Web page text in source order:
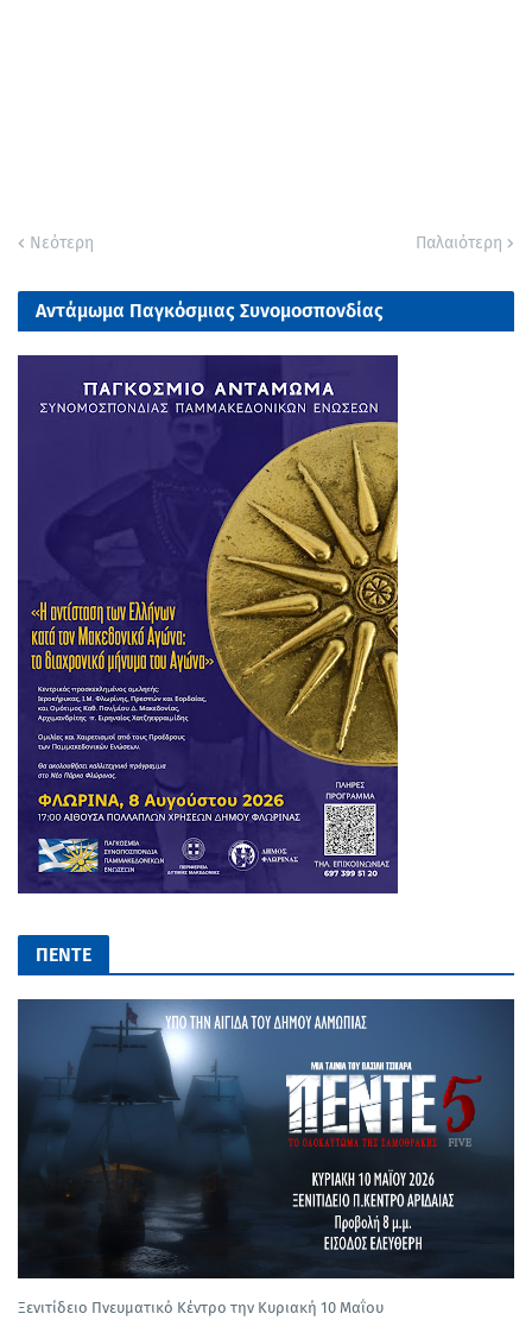
Νεότερη Παλαιότερη
Αντάμωμα Παγκόσμιας Συνομοσπονδίας
Παμμακεδονικών Ενώσεων
ΠΕΝΤΕ
Ξενιτίδειο Πνευματικό Κέντρο την Κυριακή 10 Μαΐου